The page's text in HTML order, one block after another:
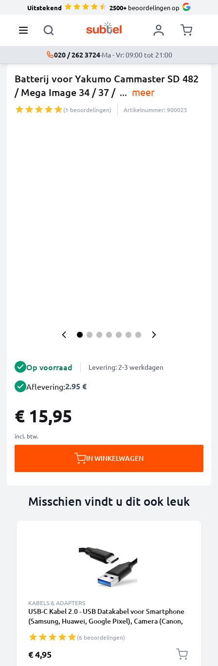
Uitstekend 2500+beoordelingen op
020 / 262 3724·Ma - Vr: 09:00 tot 21:00
Batterij voor Yakumo Cammaster SD 482
/ Mega Image 34 / 37 / ... meer
(1 beoordelingen) Artikelnummer: 900025
Op voorraad Levering: 2-3 werkdagen
Aflevering:2.95 €
€ 15,95
incl. btw.
IN WINKELWAGEN
Misschien vindt u dit ook leuk
KABELS & ADAPTERS
USB-C Kabel 2.0 - USB Datakabel voor Smartphone
(Samsung, Huawei, Google Pixel), Camera (Canon,
Oplaadkabel USB C Stekker
(6 beoordelingen)
€ 4,95